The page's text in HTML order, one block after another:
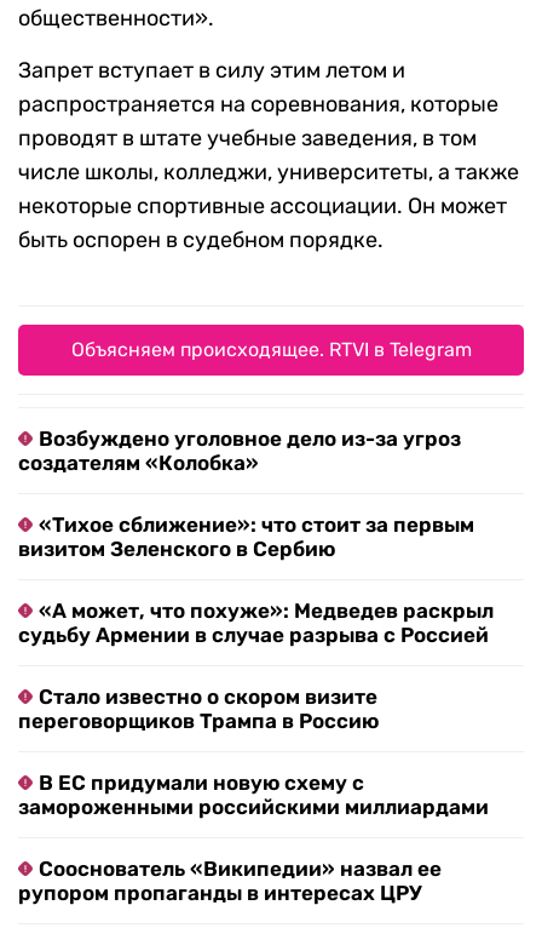
общественности».
Запрет вступает в силу этим летом и
распространяется на соревнования, которые
проводят в штате учебные заведения, в том
числе школы, колледжи, университеты, а также
некоторые спортивные ассоциации. Он может
быть оспорен в судебном порядке.
Объясняем происходящее. RTVI в Telegram
Возбуждено уголовное дело из-за угроз
создателям «Колобка»
«Тихое сближение»: что стоит за первым
визитом Зеленского в Сербию
«А может, что похуже»: Медведев раскрыл
судьбу Армении в случае разрыва с Россией
Стало известно о скором визите
переговорщиков Трампа в Россию
В ЕС придумали новую схему с
замороженными российскими миллиардами
Сооснователь «Википедии» назвал ее
рупором пропаганды в интересах ЦРУ